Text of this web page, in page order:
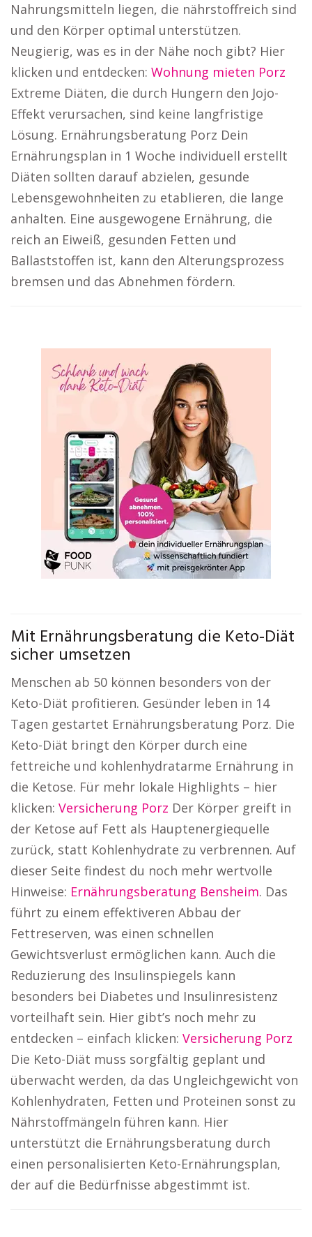
Nahrungsmitteln liegen, die nährstoffreich sind
und den Körper optimal unterstützen.
Neugierig, was es in der Nähe noch gibt? Hier
klicken und entdecken: Wohnung mieten Porz
Extreme Diäten, die durch Hungern den Jojo-
Effekt verursachen, sind keine langfristige
Lösung. Ernährungsberatung Porz Dein
Ernährungsplan in 1 Woche individuell erstellt
Diäten sollten darauf abzielen, gesunde
Lebensgewohnheiten zu etablieren, die lange
anhalten. Eine ausgewogene Ernährung, die
reich an Eiweiß, gesunden Fetten und
Ballaststoffen ist, kann den Alterungsprozess
bremsen und das Abnehmen fördern.
Mit Ernährungsberatung die Keto-Diät
sicher umsetzen
Menschen ab 50 können besonders von der
Keto-Diät profitieren. Gesünder leben in 14
Tagen gestartet Ernährungsberatung Porz. Die
Keto-Diät bringt den Körper durch eine
fettreiche und kohlenhydratarme Ernährung in
die Ketose. Für mehr lokale Highlights – hier
klicken: Versicherung Porz Der Körper greift in
der Ketose auf Fett als Hauptenergiequelle
zurück, statt Kohlenhydrate zu verbrennen. Auf
dieser Seite findest du noch mehr wertvolle
Hinweise: Ernährungsberatung Bensheim. Das
führt zu einem effektiveren Abbau der
Fettreserven, was einen schnellen
Gewichtsverlust ermöglichen kann. Auch die
Reduzierung des Insulinspiegels kann
besonders bei Diabetes und Insulinresistenz
vorteilhaft sein. Hier gibt’s noch mehr zu
entdecken – einfach klicken: Versicherung Porz
Die Keto-Diät muss sorgfältig geplant und
überwacht werden, da das Ungleichgewicht von
Kohlenhydraten, Fetten und Proteinen sonst zu
Nährstoffmängeln führen kann. Hier
unterstützt die Ernährungsberatung durch
einen personalisierten Keto-Ernährungsplan,
der auf die Bedürfnisse abgestimmt ist.